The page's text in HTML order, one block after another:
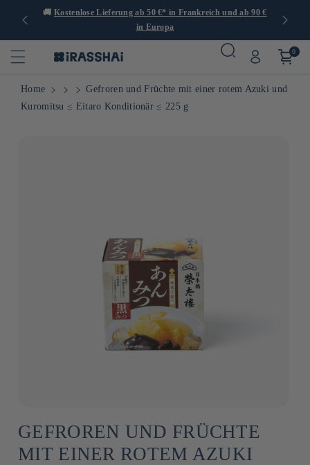
🚚Kostenlose Lieferung ab 50 €* in Frankreich und ab 90 €
in Europa
0
Home
Gefroren und Früchte mit einer rotem Azuki und
Kuromitsu ≤ Eitaro Konditionär ≤ 225 g
GEFROREN UND FRÜCHTE
MIT EINER ROTEM AZUKI